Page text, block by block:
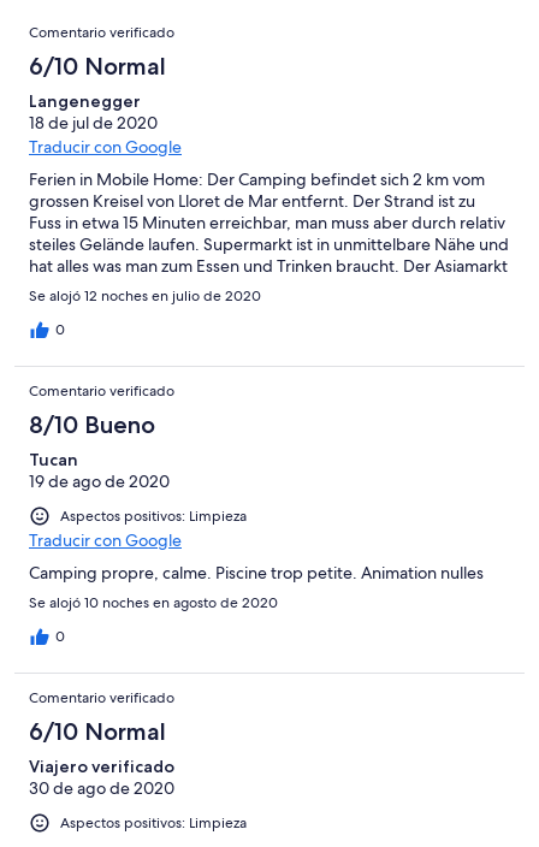
Excelente
Bueno
de
Normal
puntuación
de
Mediocre
con
una
puntuación
de
Horrible
Comentarios
Comentario verificado
6/10 Normal
Langenegger
18 de jul de 2020
Traducir con Google
Ferien in Mobile Home: Der Camping befindet sich 2 km vom
grossen Kreisel von Lloret de Mar entfernt. Der Strand ist zu
Fuss in etwa 15 Minuten erreichbar, man muss aber durch relativ
steiles Gelände laufen. Supermarkt ist in unmittelbare Nähe und
hat alles was man zum Essen und Trinken braucht. Der Asiamarkt
ist ebenfalls dort und der hat alles was das Herz begehrt. Im
Camping hat es genug Toiletten und Duschen welche sauber
gehalten werden. Das kleine Snack-Restaurant und der Pool ist
grundsätzlich alles. Der defekte Kühlschrank wurde innerhalb
weniger Minuten durch einen neuen Kühlschrank ersetzt. Leider
hat es unmittelbar hinter dem Camping Geissen
Se alojó 12 noches en julio de 2020
0
Comentario verificado
8/10 Bueno
Tucan
19 de ago de 2020
Aspectos positivos: Limpieza
Traducir con Google
Camping propre, calme. Piscine trop petite. Animation nulles
Se alojó 10 noches en agosto de 2020
0
Comentario verificado
6/10 Normal
Viajero verificado
30 de ago de 2020
Aspectos positivos: Limpieza